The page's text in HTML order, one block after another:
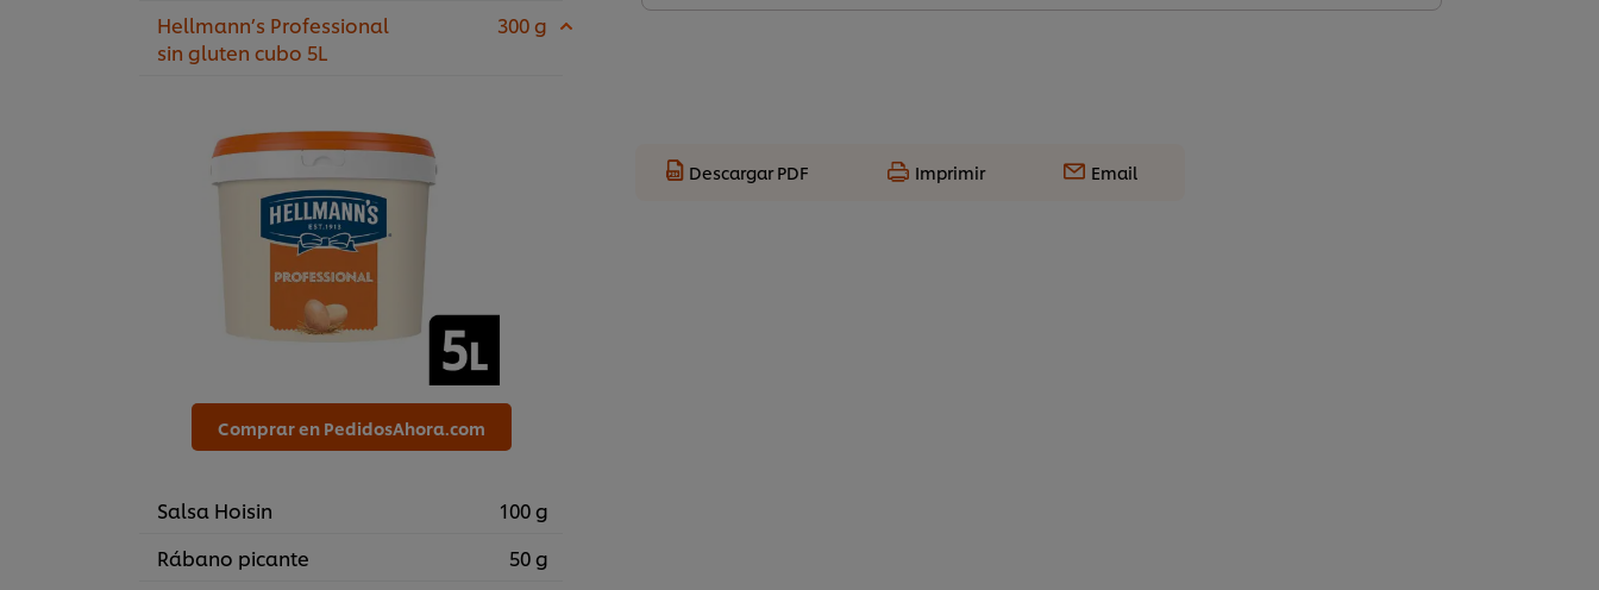
Hellmann’s Professional
sin gluten cubo 5L
300 g
Comprar en PedidosAhora.com
Salsa Hoisin
100 g
Rábano picante
50 g
Descargar PDF Imprimir Email